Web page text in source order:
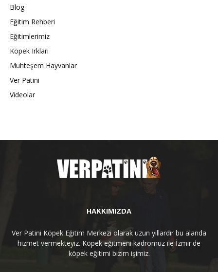
Blog
Eğitim Rehberi
Eğitimlerimiz
Köpek Irkları
Muhteşem Hayvanlar
Ver Patini
Videolar
HAKKIMIZDA
Ver Patini Köpek Eğitim Merkezi olarak uzun yıllardır bu alanda
hizmet vermekteyiz. Köpek eğitmeni kadromuz ile İzmir'de
köpek eğitimi bizim işimiz.